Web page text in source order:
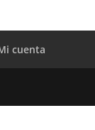
cuenta